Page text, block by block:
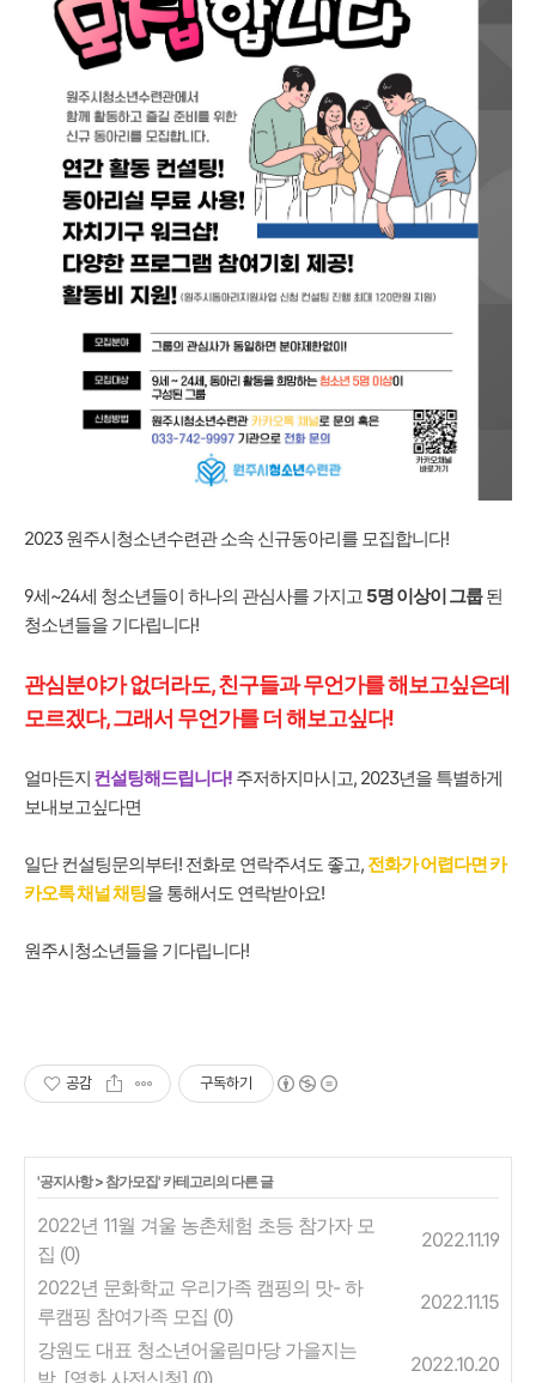
2023 원주시청소년수련관 소속 신규동아리를 모집합니다!
9세~24세 청소년들이 하나의 관심사를 가지고 5명 이상이 그룹된
청소년들을 기다립니다!
관심분야가 없더라도, 친구들과 무언가를 해보고싶은데
모르겠다, 그래서 무언가를 더 해보고싶다!
얼마든지 컨설팅해드립니다! 주저하지마시고, 2023년을 특별하게
보내보고싶다면
일단 컨설팅문의부터! 전화로 연락주셔도 좋고, 전화가 어렵다면 카
카오톡 채널 채팅을 통해서도 연락받아요!
원주시청소년들을 기다립니다!
공감 구독하기
'공지사항> 참가모집' 카테고리의 다른 글
2022년 11월 겨울 농촌체험 초등 참가자 모
집 (0)
2022.11.19
2022년 문화학교 우리가족 캠핑의 맛- 하
루캠핑 참여가족 모집 (0)
2022.11.15
강원도 대표 청소년어울림마당 가을지는
밤, [영화 사전신청] (0)
2022.10.20